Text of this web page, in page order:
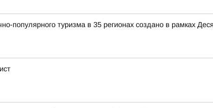
туризма в 35 регионах создано в рамках